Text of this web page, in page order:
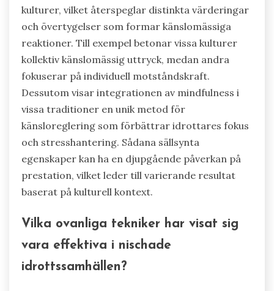
kulturer, vilket återspeglar distinkta värderingar
och övertygelser som formar känslomässiga
reaktioner. Till exempel betonar vissa kulturer
kollektiv känslomässig uttryck, medan andra
fokuserar på individuell motståndskraft.
Dessutom visar integrationen av mindfulness i
vissa traditioner en unik metod för
känsloreglering som förbättrar idrottares fokus
och stresshantering. Sådana sällsynta
egenskaper kan ha en djupgående påverkan på
prestation, vilket leder till varierande resultat
baserat på kulturell kontext.
Vilka ovanliga tekniker har visat sig
vara effektiva i nischade
idrottssamhällen?